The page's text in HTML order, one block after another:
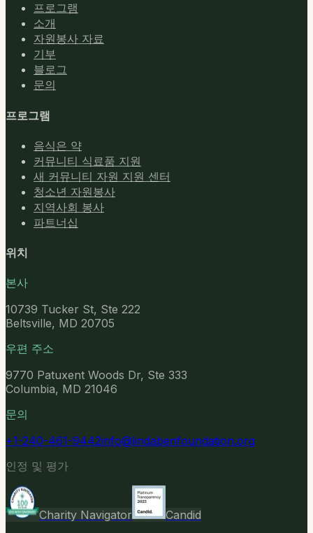
프로그램
소개
자원봉사 자료
기부
블로그
문의
프로그램
음식은 약
커뮤니티 식료품 지원
새 커뮤니티 자원 지원 센터
청소년 자원봉사
지역사회 봉사
파트너십
위치
본사
10739 Tucker St, Ste 222
Beltsville, MD 20705
우편 주소
9770 Patuxent Woods Dr, Ste 333
Columbia, MD 21046
문의
+1-240-461-9442info@lindabenfoundation.org
인정 및 평가
Charity Navigator Candid